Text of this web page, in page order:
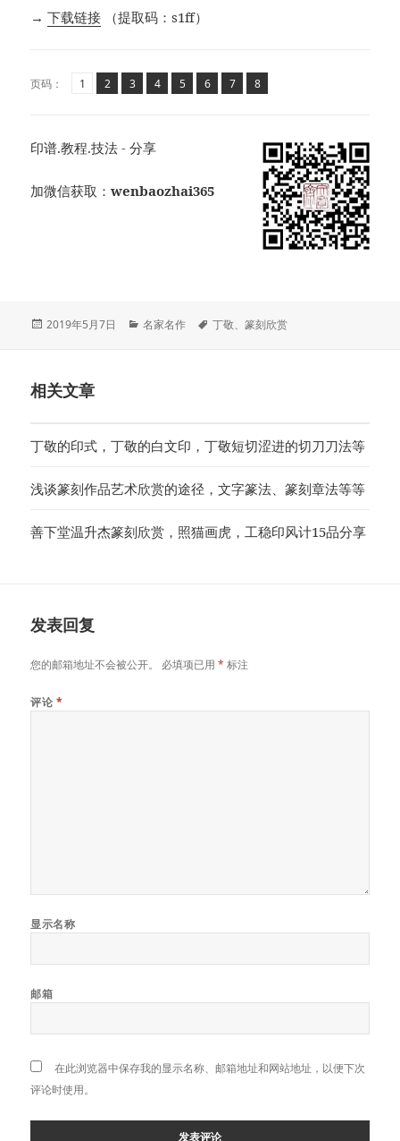
→下载链接 （提取码：s1ff）
页码： 页1 ,
页
2 ,
页
3 ,
页
4 ,
页
5 ,
页
6 ,
页
7 ,
页
8
印谱.教程.技法 - 分享
加微信获取：wenbaozhai365
发
2019年5月7日
分
名家名作
标
丁敬、篆刻欣赏
相关文章
丁敬的印式，丁敬的白文印，丁敬短切涩进的切刀刀法等
浅谈篆刻作品艺术欣赏的途径，文字篆法、篆刻章法等等
善下堂温升杰篆刻欣赏，照猫画虎，工稳印风计15品分享
发表回复
您的邮箱地址不会被公开。 必填项已用* 标注
评论 *
显示名称
邮箱
在此浏览器中保存我的显示名称、邮箱地址和网站地址，以便下次
评论时使用。